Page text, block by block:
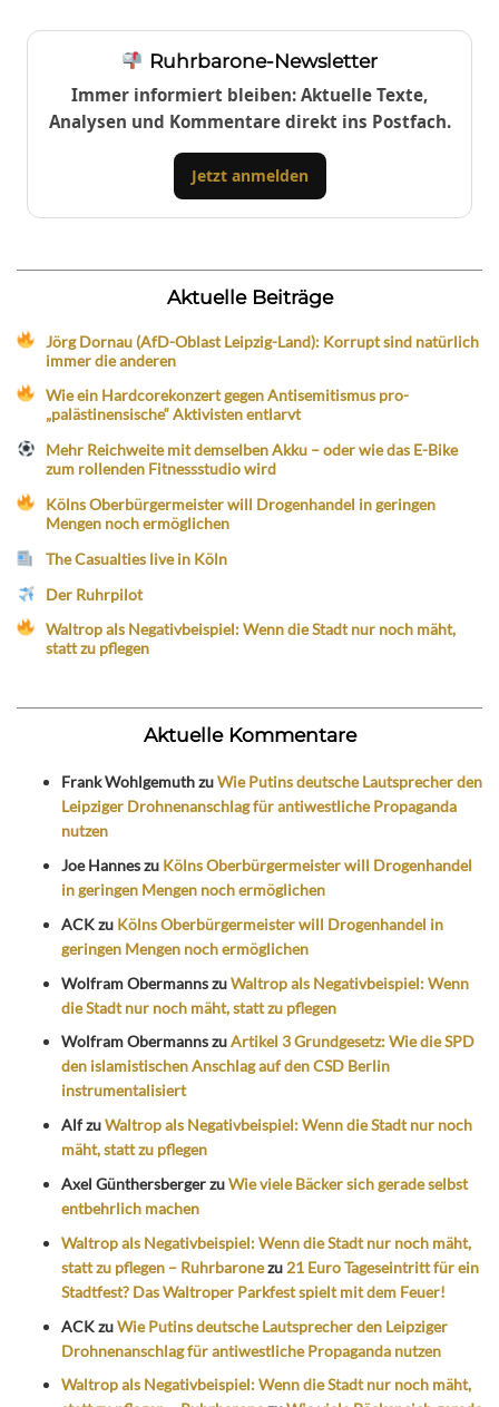
Ruhrbarone-Newsletter
Immer informiert bleiben: Aktuelle Texte,
Analysen und Kommentare direkt ins Postfach.
Jetzt anmelden
Aktuelle Beiträge
Jörg Dornau (AfD-Oblast Leipzig-Land): Korrupt sind natürlich
immer die anderen
Wie ein Hardcorekonzert gegen Antisemitismus pro-
„palästinensische“ Aktivisten entlarvt
Mehr Reichweite mit demselben Akku – oder wie das E-Bike
zum rollenden Fitnessstudio wird
Kölns Oberbürgermeister will Drogenhandel in geringen
Mengen noch ermöglichen
The Casualties live in Köln
Der Ruhrpilot
Waltrop als Negativbeispiel: Wenn die Stadt nur noch mäht,
statt zu pflegen
Aktuelle Kommentare
Frank WohlgemuthzuWie Putins deutsche Lautsprecher den
Leipziger Drohnenanschlag für antiwestliche Propaganda
nutzen
Joe Hanneszu Kölns Oberbürgermeister will Drogenhandel
in geringen Mengen noch ermöglichen
ACKzu Kölns Oberbürgermeister will Drogenhandel in
geringen Mengen noch ermöglichen
Wolfram ObermannszuWaltrop als Negativbeispiel: Wenn
die Stadt nur noch mäht, statt zu pflegen
Wolfram ObermannszuArtikel 3 Grundgesetz: Wie die SPD
den islamistischen Anschlag auf den CSD Berlin
instrumentalisiert
AlfzuWaltrop als Negativbeispiel: Wenn die Stadt nur noch
mäht, statt zu pflegen
Axel GünthersbergerzuWie viele Bäcker sich gerade selbst
entbehrlich machen
Waltrop als Negativbeispiel: Wenn die Stadt nur noch mäht,
statt zu pflegen – Ruhrbaronezu 21 Euro Tageseintritt für ein
Stadtfest? Das Waltroper Parkfest spielt mit dem Feuer!
ACKzuWie Putins deutsche Lautsprecher den Leipziger
Drohnenanschlag für antiwestliche Propaganda nutzen
Waltrop als Negativbeispiel: Wenn die Stadt nur noch mäht,